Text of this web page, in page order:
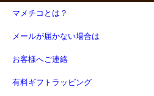
マメチコとは？
メールが届かない場合は
お客様へご連絡
有料ギフトラッピング